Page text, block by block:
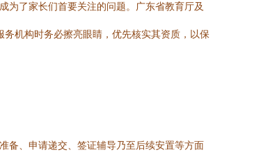
为了家长们首要关注的问题。广东省教育厅及
机构时务必擦亮眼睛，优先核实其资质，以保
备、申请递交、签证辅导乃至后续安置等方面